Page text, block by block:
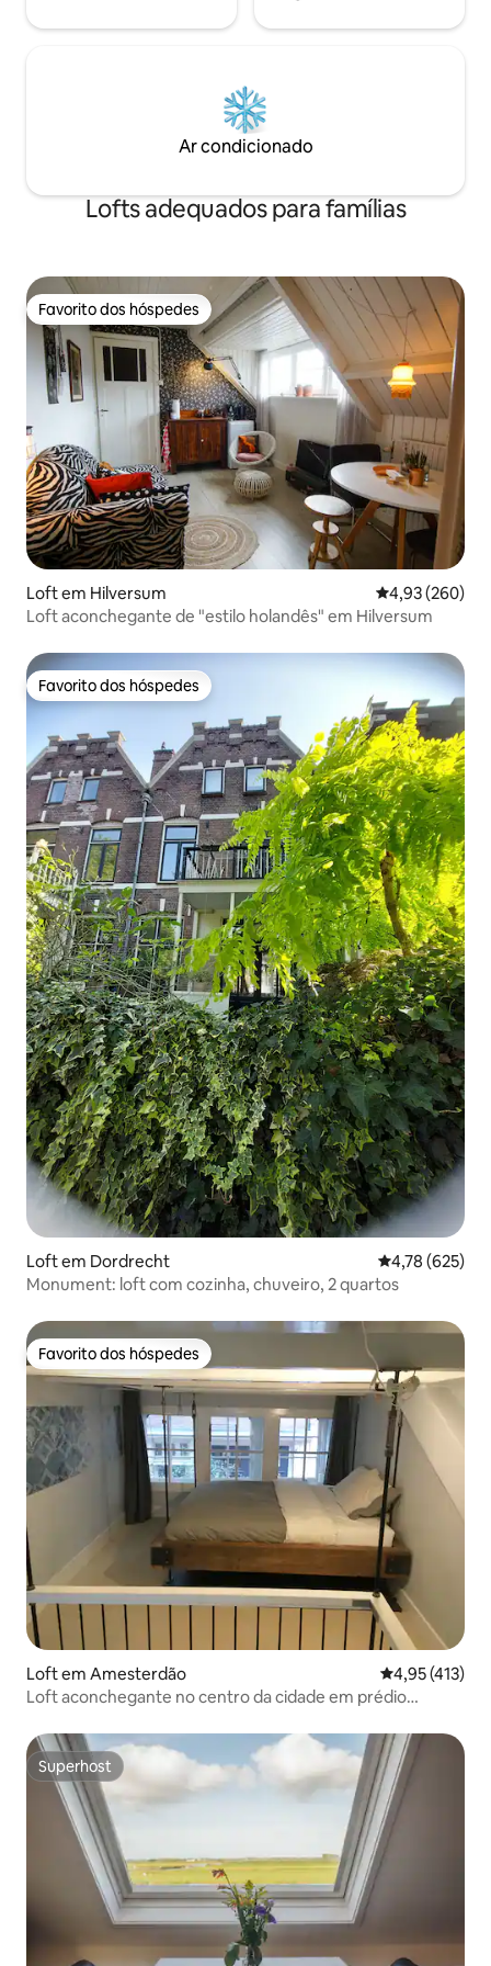
Ar condicionado
Lofts adequados para famílias
Favorito dos hóspedes
Favorito dos hóspedes
Loft em Hilversum Classificação
4,93 (260)
Loft aconchegante de "estilo holandês" em Hilversum
Favorito dos hóspedes
Favorito dos hóspedes
Loft em Dordrecht Classificação
4,78 (625)
Monument: loft com cozinha, chuveiro, 2 quartos
Favorito dos hóspedes
Favorito dos hóspedes
Loft em Amesterdão Classificação
4,95 (413)
Loft aconchegante no centro da cidade em prédio
Superhost
Superhost